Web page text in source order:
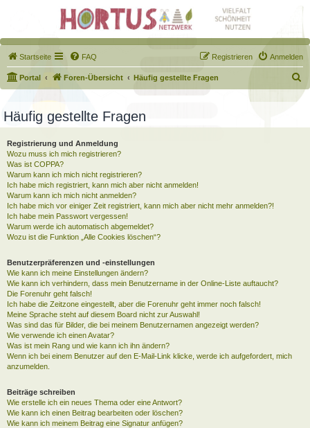
Startseite FAQ Anmelden
Registrieren
Portal Foren-Übersicht Häufig gestellte Fragen
u
h
Häufig gestellte Fragen
Registrierung und Anmeldung
Wozu muss ich mich registrieren?
Was ist COPPA?
Warum kann ich mich nicht registrieren?
Ich habe mich registriert, kann mich aber nicht anmelden!
Warum kann ich mich nicht anmelden?
Ich habe mich vor einiger Zeit registriert, kann mich aber nicht mehr anmelden?!
Ich habe mein Passwort vergessen!
Warum werde ich automatisch abgemeldet?
Wozu ist die Funktion „Alle Cookies löschen“?
Benutzerpräferenzen und -einstellungen
Wie kann ich meine Einstellungen ändern?
Wie kann ich verhindern, dass mein Benutzername in der Online-Liste auftaucht?
Die Forenuhr geht falsch!
Ich habe die Zeitzone eingestellt, aber die Forenuhr geht immer noch falsch!
Meine Sprache steht auf diesem Board nicht zur Auswahl!
Was sind das für Bilder, die bei meinem Benutzernamen angezeigt werden?
Wie verwende ich einen Avatar?
Was ist mein Rang und wie kann ich ihn ändern?
Wenn ich bei einem Benutzer auf den E-Mail-Link klicke, werde ich aufgefordert, mich
anzumelden.
Beiträge schreiben
Wie erstelle ich ein neues Thema oder eine Antwort?
Wie kann ich einen Beitrag bearbeiten oder löschen?
Wie kann ich meinem Beitrag eine Signatur anfügen?